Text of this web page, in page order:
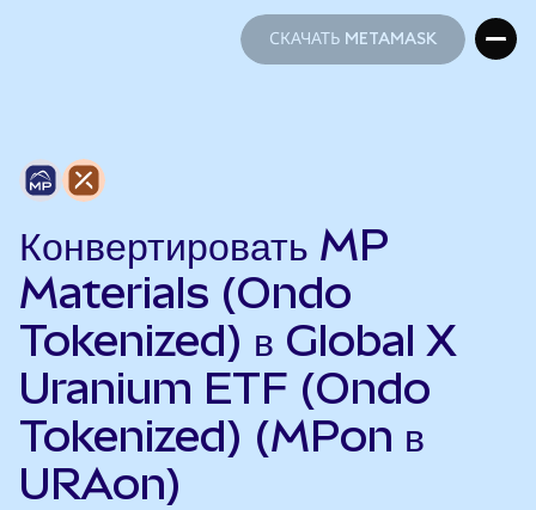
СКАЧАТЬ METAMASK
Конвертировать MP
Materials (Ondo
Tokenized) в Global X
Uranium ETF (Ondo
Tokenized) (MPon в
URAon)